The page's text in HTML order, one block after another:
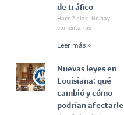
de tráfico
Hace 2 días
No hay
comentarios
Leer más »
Nuevas leyes en
Louisiana: qué
cambió y cómo
podrían afectarle